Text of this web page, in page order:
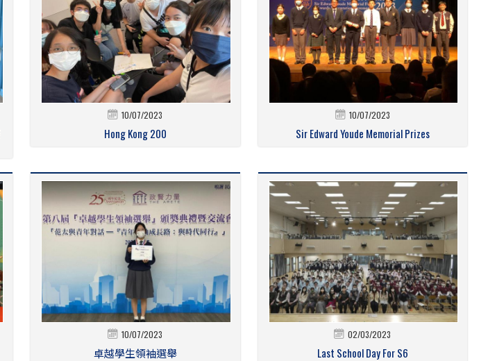
10/07/2023
Hong Kong 200
10/07/2023
Sir Edward Youde Memorial Prizes
10/07/2023
卓越學生領袖選舉
02/03/2023
Last School Day For S6